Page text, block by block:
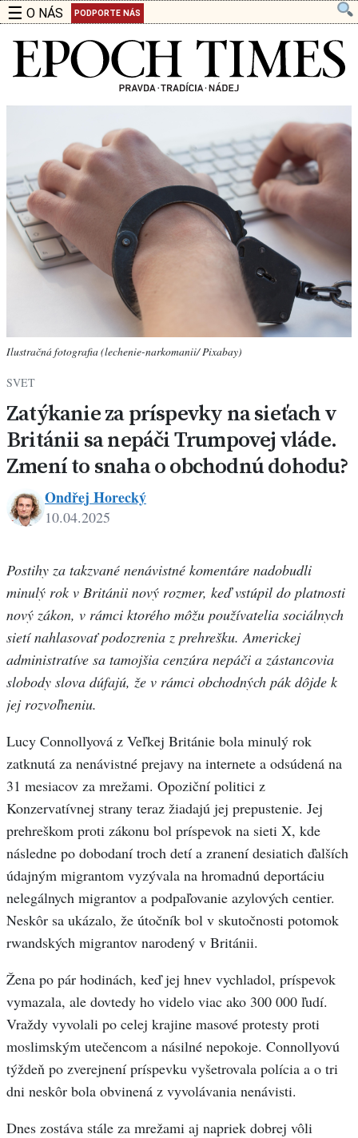
☰ O NÁS PODPORTE NÁS
Ilustračná fotografia (lechenie-narkomanii/ Pixabay)
SVET
Zatýkanie za príspevky na sieťach v
Británii sa nepáči Trumpovej vláde.
Zmení to snaha o obchodnú dohodu?
Horecky
Ondřej Horecký
10.04.2025
Postihy za takzvané nenávistné komentáre nadobudli
minulý rok v Británii nový rozmer, keď vstúpil do platnosti
nový zákon, v rámci ktorého môžu používatelia sociálnych
sietí nahlasovať podozrenia z prehrešku. Americkej
administratíve sa tamojšia cenzúra nepáči a zástancovia
slobody slova dúfajú, že v rámci obchodných pák dôjde k
jej rozvoľneniu.
Lucy Connollyová z Veľkej Británie bola minulý rok
zatknutá za nenávistné prejavy na internete a odsúdená na
31 mesiacov za mrežami. Opoziční politici z
Konzervatívnej strany teraz žiadajú jej prepustenie. Jej
prehreškom proti zákonu bol príspevok na sieti X, kde
následne po dobodaní troch detí a zranení desiatich ďalších
údajným migrantom vyzývala na hromadnú deportáciu
nelegálnych migrantov a podpaľovanie azylových centier.
Neskôr sa ukázalo, že útočník bol v skutočnosti potomok
rwandských migrantov narodený v Británii.
Žena po pár hodinách, keď jej hnev vychladol, príspevok
vymazala, ale dovtedy ho videlo viac ako 300 000 ľudí.
Vraždy vyvolali po celej krajine masové protesty proti
moslimským utečencom a násilné nepokoje. Connollyovú
týždeň po zverejnení príspevku vyšetrovala polícia a o tri
dni neskôr bola obvinená z vyvolávania nenávisti.
Dnes zostáva stále za mrežami aj napriek dobrej vôli